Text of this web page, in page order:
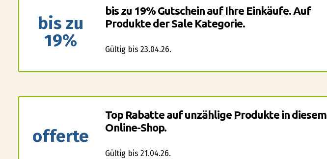
bis zu
19%
bis zu 19% Gutschein auf Ihre Einkäufe. Auf
Produkte der Sale Kategorie.
Gültig bis 23.04.26.
offerte
Top Rabatte auf unzählige Produkte in diesem
Online-Shop.
Gültig bis 21.04.26.